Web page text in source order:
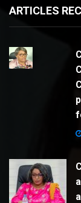
ARTICLES